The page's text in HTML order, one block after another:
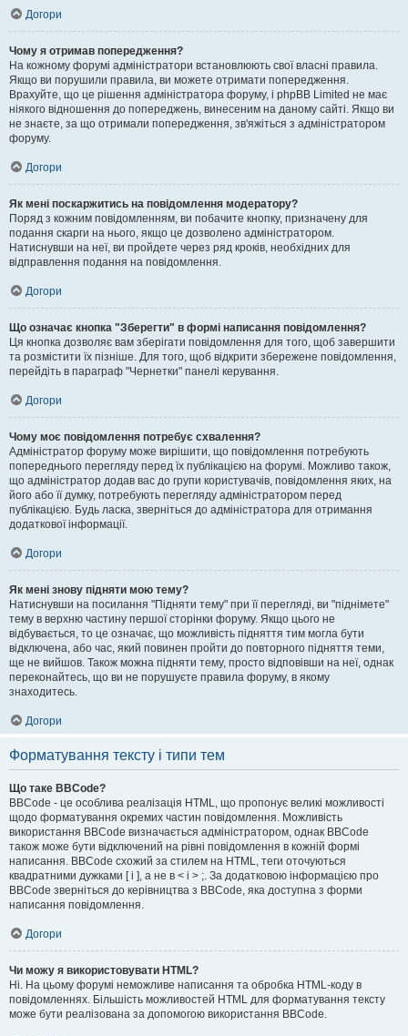
Догори
Чому я отримав попередження?
На кожному форумі адміністратори встановлюють свої власні правила.
Якщо ви порушили правила, ви можете отримати попередження.
Врахуйте, що це рішення адміністратора форуму, і phpBB Limited не має
ніякого відношення до попереджень, винесеним на даному сайті. Якщо ви
не знаєте, за що отримали попередження, зв'яжіться з адміністратором
форуму.
Догори
Як мені поскаржитись на повідомлення модератору?
Поряд з кожним повідомленням, ви побачите кнопку, призначену для
подання скарги на нього, якщо це дозволено адміністратором.
Натиснувши на неї, ви пройдете через ряд кроків, необхідних для
відправлення подання на повідомлення.
Догори
Що означає кнопка "Зберегти" в формі написання повідомлення?
Ця кнопка дозволяє вам зберігати повідомлення для того, щоб завершити
та розмістити їх пізніше. Для того, щоб відкрити збережене повідомлення,
перейдіть в параграф "Чернетки" панелі керування.
Догори
Чому моє повідомлення потребує схвалення?
Адміністратор форуму може вирішити, що повідомлення потребують
попереднього перегляду перед їх публікацією на форумі. Можливо також,
що адміністратор додав вас до групи користувачів, повідомлення яких, на
його або її думку, потребують перегляду адміністратором перед
публікацією. Будь ласка, зверніться до адміністратора для отримання
додаткової інформації.
Догори
Як мені знову підняти мою тему?
Натиснувши на посилання "Підняти тему" при її перегляді, ви "піднімете"
тему в верхню частину першої сторінки форуму. Якщо цього не
відбувається, то це означає, що можливість підняття тим могла бути
відключена, або час, який повинен пройти до повторного підняття теми,
ще не вийшов. Також можна підняти тему, просто відповівши на неї, однак
переконайтесь, що ви не порушуєте правила форуму, в якому
знаходитесь.
Догори
Форматування тексту і типи тем
Що таке BBCode?
BBCode - це особлива реалізація HTML, що пропонує великі можливості
щодо форматування окремих частин повідомлення. Можливість
використання BBCode визначається адміністратором, однак BBCode
також може бути відключений на рівні повідомлення в кожній формі
написання. BBCode схожий за стилем на HTML, теги оточуються
квадратними дужками [ і ], а не в < і > ;. За додатковою інформацією про
BBCode зверніться до керівництва з BBCode, яка доступна з форми
написання повідомлення.
Догори
Чи можу я використовувати HTML?
Ні. На цьому форумі неможливе написання та обробка HTML-коду в
повідомленнях. Більшість можливостей HTML для форматування тексту
може бути реалізована за допомогою використання BBCode.